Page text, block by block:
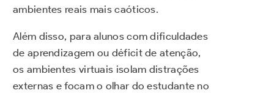
ambientes reais mais caóticos.
Além disso, para alunos com dificuldades
de aprendizagem ou déficit de atenção,
os ambientes virtuais isolam distrações
externas e focam o olhar do estudante no